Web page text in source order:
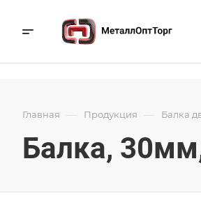
Главная — Продукция — Балка
Балка,